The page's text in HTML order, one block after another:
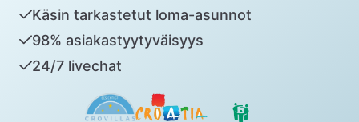
Käsin tarkastetut loma-asunnot
98% asiakastyytyväisyys
24/7 livechat